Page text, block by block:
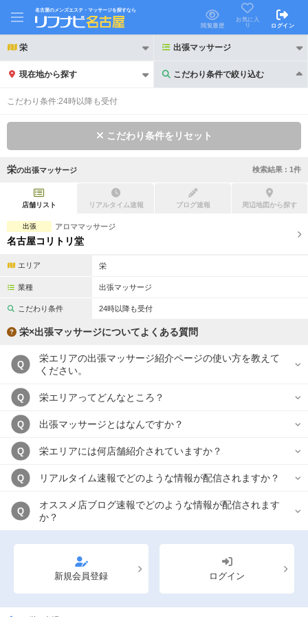
名古屋のメンズエステ・マッサージを探すなら
閲覧履歴
お気に入
り
ログイン
栄 出張マッサージ
現在地から探す こだわり条件で絞り込む
こだわり条件で絞り込む
初回割引あり リピーター割引あり
団体割引
2名様歓迎
完全個室
ペアルームあり シャワー室完備
フットバスあり
専用駐車場あり
日本人スタッフのみ 女性スタッフのみ
スタッフ指名可 Ｗセラピスト
駅から徒歩5分以内
こだわり条件を変更
閉じる
こだわり条件:24時以降も受付
こだわり条件をリセット
栄の出張マッサージ 検索結果 : 1件
店舗リスト リアルタイム速報 ブログ速報 周辺地図から探す
出張 アロママッサージ
名古屋コリトリ堂
エリア 栄
業種 出張マッサージ
こだわり条件 24時以降も受付
栄×出張マッサージについてよくある質問
Q
栄エリアの出張マッサージ紹介ページの使い方を教えて
ください。
Q 栄エリアってどんなところ？
Q 出張マッサージとはなんですか？
Q 栄エリアには何店舗紹介されていますか？
Q リアルタイム速報でどのような情報が配信されますか？
Q
オススメ店ブログ速報でどのような情報が配信されます
か？
新規会員登録 ログイン